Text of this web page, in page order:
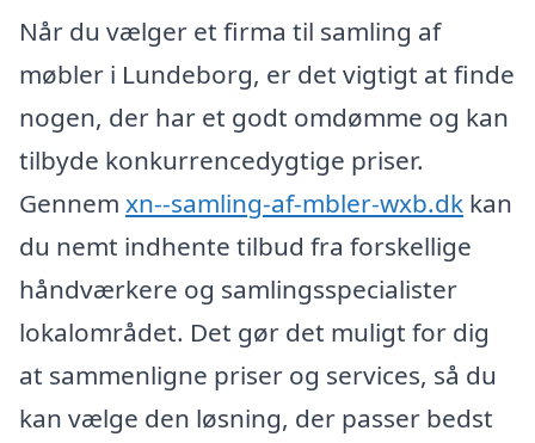
Når du vælger et firma til samling af
møbler i Lundeborg, er det vigtigt at finde
nogen, der har et godt omdømme og kan
tilbyde konkurrencedygtige priser.
Gennem xn--samling-af-mbler-wxb.dk kan
du nemt indhente tilbud fra forskellige
håndværkere og samlingsspecialister
lokalområdet. Det gør det muligt for dig
at sammenligne priser og services, så du
kan vælge den løsning, der passer bedst